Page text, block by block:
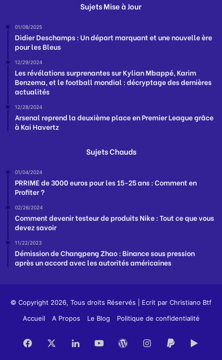
Sujets Mise à Jour
01/08/2025
Didier Deschamps : Un départ marquant et une nouvelle ère
pour les Bleus
12/29/2024
Les révélations surprenantes sur Kylian Mbappé, Karim
Benzema, et le football mondial : décryptage des dernières
actualités
12/28/2024
Arsenal reprend la deuxième place en Premier League grâce
à Kai Havertz
Sujets Chauds
01/04/2024
PRRIME de 3000 euros pour les 15-25 ans : Comment en
Profiter ?
02/26/2024
Comment devenir testeur de produits Nike : Tout ce que vous
devez savoir
11/22/2023
Démission de Changpeng Zhao : Binance sous pression
après un accord avec les autorités américaines
© Copyright 2026, Tous droits Réservés | Ecrit par Christiano Btf
Accueil
A Propos Le Blog Politique de confidentialité
Facebook LinkedinYouTubeWordPress
Instagram
PayPal